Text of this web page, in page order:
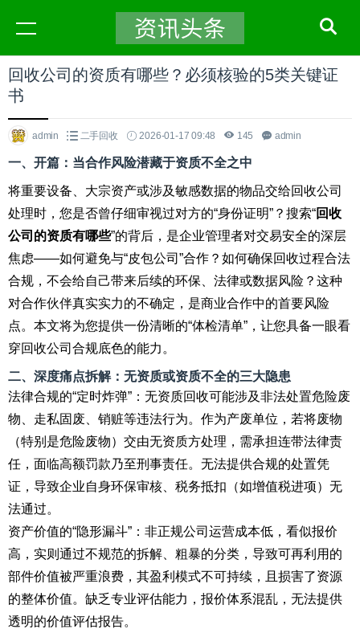
回收公司的资质有哪些？必须核验的5类关键证
书
admin 二手回收 2026-01-17 09:48 145 admin
一、开篇：当合作风险潜藏于资质不全之中
将重要设备、大宗资产或涉及敏感数据的物品交给回收公司
处理时，您是否曾仔细审视过对方的“身份证明”？搜索“回收
公司的资质有哪些”的背后，是企业管理者对交易安全的深层
焦虑——如何避免与“皮包公司”合作？如何确保回收过程合法
合规，不会给自己带来后续的环保、法律或数据风险？这种
对合作伙伴真实实力的不确定，是商业合作中的首要风险
点。本文将为您提供一份清晰的“体检清单”，让您具备一眼看
穿回收公司合规底色的能力。
二、深度痛点拆解：无资质或资质不全的三大隐患
法律合规的“定时炸弹”：无资质回收可能涉及非法处置危险废
物、走私固废、销赃等违法行为。作为产废单位，若将废物
（特别是危险废物）交由无资质方处理，需承担连带法律责
任，面临高额罚款乃至刑事责任。无法提供合规的处置凭
证，导致企业自身环保审核、税务抵扣（如增值税进项）无
法通过。
资产价值的“隐形漏斗”：非正规公司运营成本低，看似报价
高，实则通过不规范的拆解、粗暴的分类，导致可再利用的
部件价值被严重浪费，其盈利模式不可持续，且损害了资源
的整体价值。缺乏专业评估能力，报价体系混乱，无法提供
透明的价值评估报告。